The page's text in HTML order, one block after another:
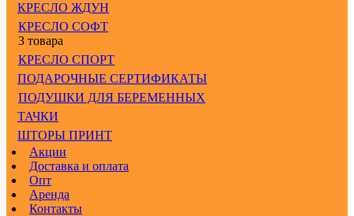
КРЕСЛО ЖДУН
КРЕСЛО СОФТ
3 товара
КРЕСЛО СПОРТ
ПОДАРОЧНЫЕ СЕРТИФИКАТЫ
ПОДУШКИ ДЛЯ БЕРЕМЕННЫХ
ТАЧКИ
ШТОРЫ ПРИНТ
Акции
Доставка и оплата
Опт
Аренда
Контакты